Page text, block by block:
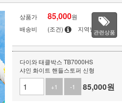
상품가 85,000원
배송비
(조건) 지역별관련상품
다이와 태클박스 TB7000HS
샤인 화이트 핸들스토퍼 신형
+1
-1 85,000원